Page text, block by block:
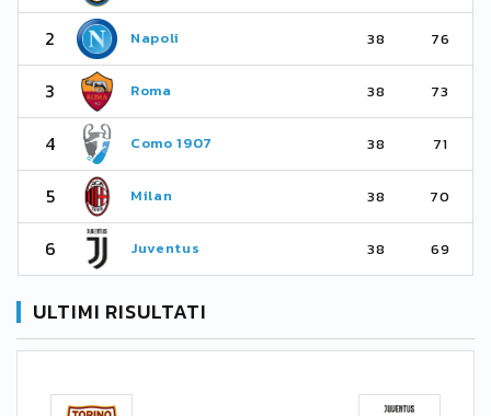
2 Napoli 38 76
3 Roma 38 73
4 Como 1907 38 71
5 Milan 38 70
6 Juventus 38 69
ULTIMI RISULTATI